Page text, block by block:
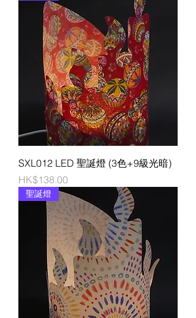
SXL012 LED 聖誕燈 (3色+9級光暗)
價格
HK$138.00
聖誕燈